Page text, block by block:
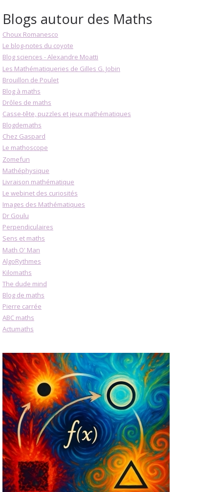
Blogs autour des Maths
Choux Romanesco
Le blog-notes du coyote
Blog sciences - Alexandre Moatti
Les Mathématiqueries de Gilles G. Jobin
Brouillon de Poulet
Blog à maths
Drôles de maths
Casse-tête, puzzles et jeux mathématiques
Blogdemaths
Chez Gaspard
Le mathoscope
Zomefun
Mathéphysique
Livraison mathématique
Le webinet des curiosités
Images des Mathématiques
Dr Goulu
Perpendiculaires
Sens et maths
Math O' Man
AlgoRythmes
Kilomaths
The dude mind
Blog de maths
Pierre carrée
ABC maths
Actumaths